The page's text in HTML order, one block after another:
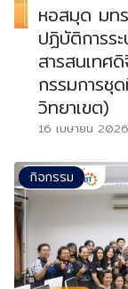
หอสมุด มท
ปฏิบัติการร
สารสนเท
กรรมการชุ
วิทยาเขต)
16 เมษายน 2026
กิจกรรม